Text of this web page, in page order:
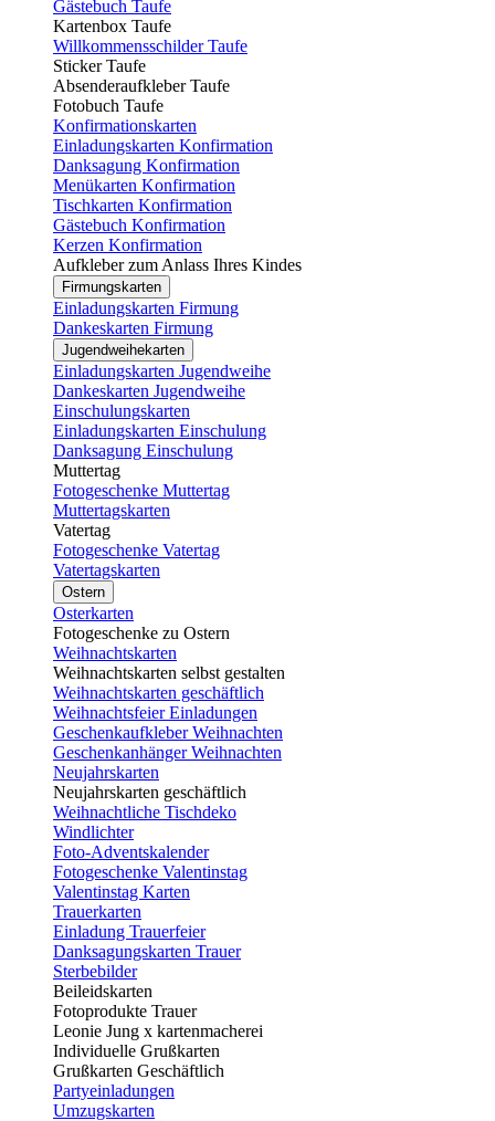
Gästebuch Taufe
Kartenbox Taufe
Willkommensschilder Taufe
Sticker Taufe
Absenderaufkleber Taufe
Fotobuch Taufe
Konfirmationskarten
Einladungskarten Konfirmation
Danksagung Konfirmation
Menükarten Konfirmation
Tischkarten Konfirmation
Gästebuch Konfirmation
Kerzen Konfirmation
Aufkleber zum Anlass Ihres Kindes
Firmungskarten
Einladungskarten Firmung
Dankeskarten Firmung
Jugendweihekarten
Einladungskarten Jugendweihe
Dankeskarten Jugendweihe
Einschulungskarten
Einladungskarten Einschulung
Danksagung Einschulung
Muttertag
Fotogeschenke Muttertag
Muttertagskarten
Vatertag
Fotogeschenke Vatertag
Vatertagskarten
Ostern
Osterkarten
Fotogeschenke zu Ostern
Weihnachtskarten
Weihnachtskarten selbst gestalten
Weihnachtskarten geschäftlich
Weihnachtsfeier Einladungen
Geschenkaufkleber Weihnachten
Geschenkanhänger Weihnachten
Neujahrskarten
Neujahrskarten geschäftlich
Weihnachtliche Tischdeko
Windlichter
Foto-Adventskalender
Fotogeschenke Valentinstag
Valentinstag Karten
Trauerkarten
Einladung Trauerfeier
Danksagungskarten Trauer
Sterbebilder
Beileidskarten
Fotoprodukte Trauer
Leonie Jung x kartenmacherei
Individuelle Grußkarten
Grußkarten Geschäftlich
Partyeinladungen
Umzugskarten